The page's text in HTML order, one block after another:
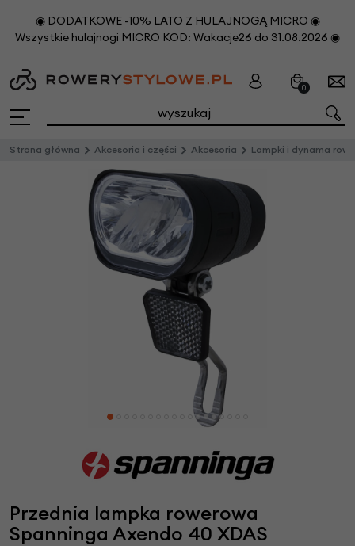
◉ DODATKOWE -10% LATO Z HULAJNOGĄ MICRO ◉
Wszystkie hulajnogi MICRO KOD: Wakacje26 do 31.08.2026 ◉
0
Strona główna Akcesoria i części Akcesoria Lampki i dynama
Przednia lampka rowerowa
Spanninga Axendo 40 XDAS